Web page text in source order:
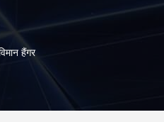
हैंगर